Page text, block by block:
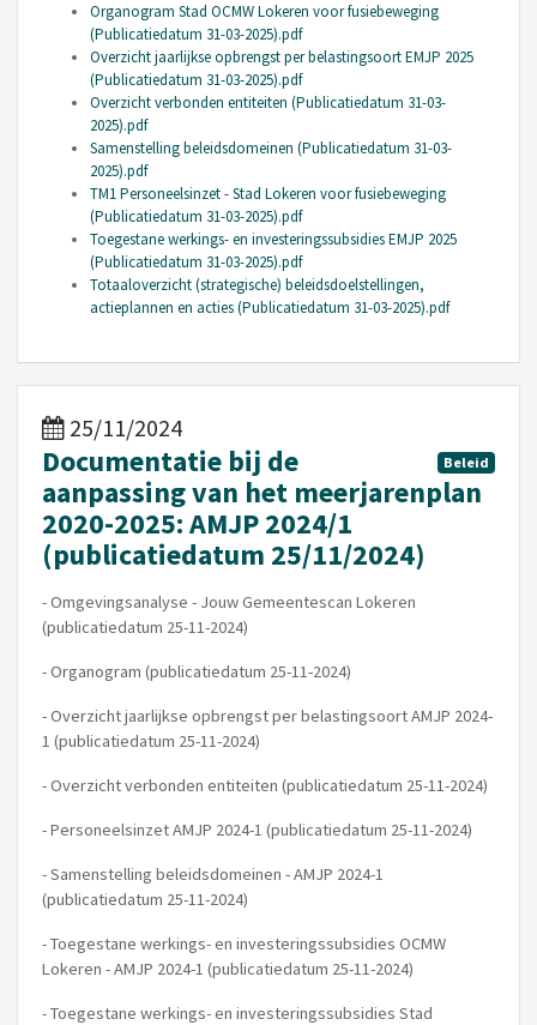
Organogram Stad OCMW Lokeren voor fusiebeweging
(Publicatiedatum 31-03-2025).pdf
Overzicht jaarlijkse opbrengst per belastingsoort EMJP 2025
(Publicatiedatum 31-03-2025).pdf
Overzicht verbonden entiteiten (Publicatiedatum 31-03-
2025).pdf
Samenstelling beleidsdomeinen (Publicatiedatum 31-03-
2025).pdf
TM1 Personeelsinzet - Stad Lokeren voor fusiebeweging
(Publicatiedatum 31-03-2025).pdf
Toegestane werkings- en investeringssubsidies EMJP 2025
(Publicatiedatum 31-03-2025).pdf
Totaaloverzicht (strategische) beleidsdoelstellingen,
actieplannen en acties (Publicatiedatum 31-03-2025).pdf
25/11/2024
Beleid
Documentatie bij de
aanpassing van het meerjarenplan
2020-2025: AMJP 2024/1
(publicatiedatum 25/11/2024)
- Omgevingsanalyse - Jouw Gemeentescan Lokeren
(publicatiedatum 25-11-2024)
- Organogram (publicatiedatum 25-11-2024)
- Overzicht jaarlijkse opbrengst per belastingsoort AMJP 2024-
1 (publicatiedatum 25-11-2024)
- Overzicht verbonden entiteiten (publicatiedatum 25-11-2024)
- Personeelsinzet AMJP 2024-1 (publicatiedatum 25-11-2024)
- Samenstelling beleidsdomeinen - AMJP 2024-1
(publicatiedatum 25-11-2024)
- Toegestane werkings- en investeringssubsidies OCMW
Lokeren - AMJP 2024-1 (publicatiedatum 25-11-2024)
- Toegestane werkings- en investeringssubsidies Stad